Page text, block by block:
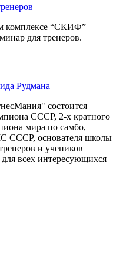
комплексе “СКИФ”
для тренеров.
Рудмана
состоится
СССР, 2-х кратного
мира по самбо,
СССР, основателя школы
и учеников
всех интересующихся